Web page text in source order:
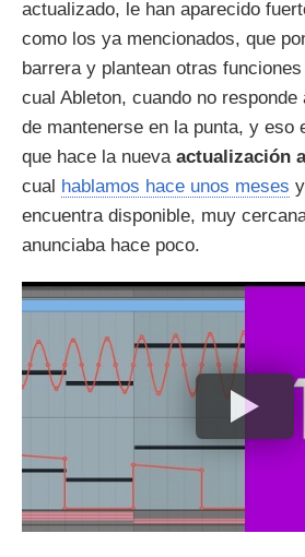
actualizado, le han aparecido
como los ya mencionados, que
barrera y plantean otras
cual Ableton, cuando no
de mantenerse en la punta, y eso
que hace la nueva actualización
cual hablamos hace unos meses
encuentra disponible, muy
anunciaba hace poco.